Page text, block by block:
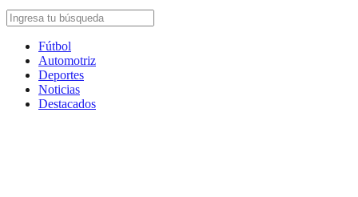
Fútbol
Automotriz
Deportes
Noticias
Destacados